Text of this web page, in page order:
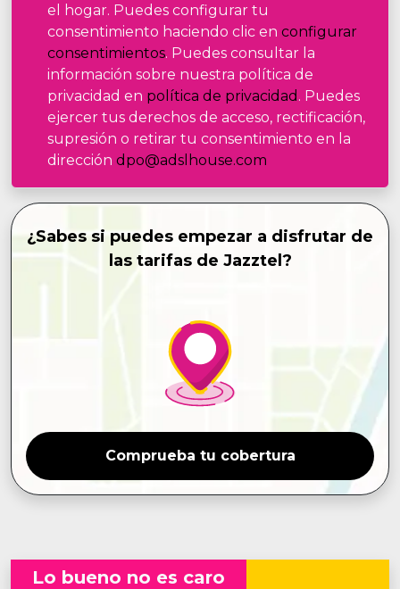
el hogar. Puedes configurar tu
consentimiento haciendo clic en configurar
consentimientos. Puedes consultar la
información sobre nuestra política de
privacidad en política de privacidad . Puedes
ejercer tus derechos de acceso, rectificación,
supresión o retirar tu consentimiento en la
dirección dpo@adslhouse.com
¿Sabes si puedes empezar a disfrutar de
las tarifas de Jazztel?
Comprueba tu cobertura
Lo bueno no es caro